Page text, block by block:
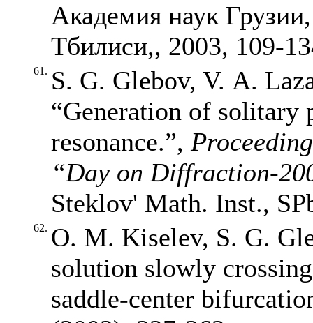
Академия наук
Тбилиси,, 2003, 109-
61. S. G. Glebov, V. A.
“Generation of solitary
resonance.”,
“Day on Diffraction-
Steklov' Math. Inst.,
62. O. M. Kiselev, S. G.
solution slowly
saddle-center